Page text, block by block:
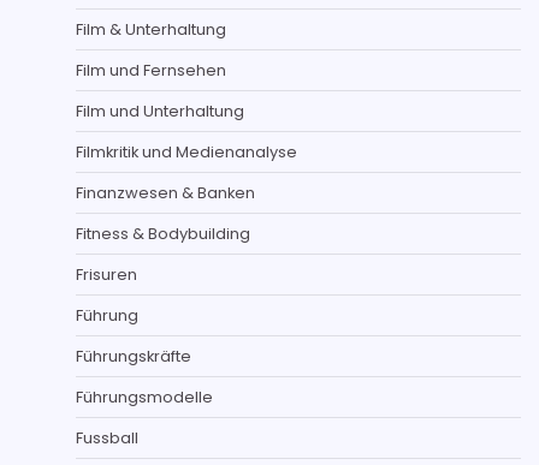
Film & Unterhaltung
Film und Fernsehen
Film und Unterhaltung
Filmkritik und Medienanalyse
Finanzwesen & Banken
Fitness & Bodybuilding
Frisuren
Führung
Führungskräfte
Führungsmodelle
Fussball